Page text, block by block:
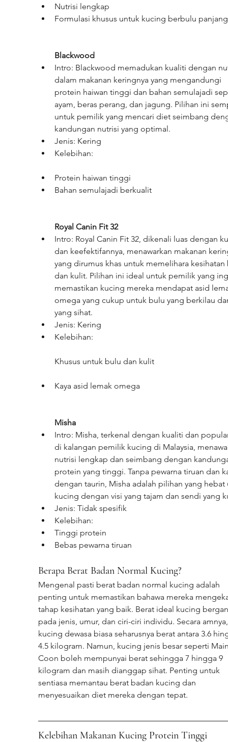
Nutrisi lengkap
Formulasi khusus untuk kucing berbulu panjang
Blackwood
Intro: Blackwood memadukan kualiti dengan
dalam makanan keringnya yang mengandungi
protein haiwan tinggi dan bahan semulajadi
ayam, beras perang, dan jagung. Pilihan ini
untuk pemilik yang mencari diet seimbang
kandungan nutrisi yang optimal.
Jenis: Kering
Kelebihan:
Protein haiwan tinggi
Bahan semulajadi berkualit
Royal Canin Fit 32
Intro: Royal Canin Fit 32, dikenali luas dengan
dan keefektifannya, menawarkan makanan
yang dirumus khas untuk memelihara
dan kulit. Pilihan ini ideal untuk pemilik yang
memastikan kucing mereka mendapat asid
omega yang cukup untuk bulu yang berkilau
yang sihat.
Jenis: Kering
Kelebihan:
Khusus untuk bulu dan kulit
Kaya asid lemak omega
Misha
Intro: Misha, terkenal dengan kualiti dan
di kalangan pemilik kucing di Malaysia,
nutrisi lengkap dan seimbang dengan
protein yang tinggi. Tanpa pewarna tiruan dan
dengan taurin, Misha adalah pilihan yang
kucing dengan visi yang tajam dan sendi yang
Jenis: Tidak spesifik
Kelebihan:
Tinggi protein
Bebas pewarna tiruan
Berapa Berat Badan Normal Kucing?
Mengenal pasti berat badan normal kucing adalah
penting untuk memastikan bahawa mereka
tahap kesihatan yang baik. Berat ideal kucing
pada jenis, umur, dan ciri-ciri individu. Secara
kucing dewasa biasa seharusnya berat antara 3.6
4.5 kilogram. Namun, kucing jenis besar seperti
Coon boleh mempunyai berat sehingga 7 hingga 9
kilogram dan masih dianggap sihat. Penting untuk
sentiasa memantau berat badan kucing dan
menyesuaikan diet mereka dengan tepat.
Kelebihan Makanan Kucing Protein Tinggi